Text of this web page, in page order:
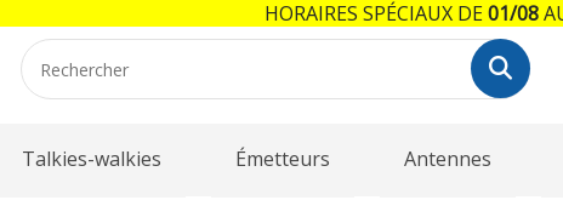
Talkies-walkies Émetteurs Antennes
HORAIRES SPÉCIAUX DE01/08